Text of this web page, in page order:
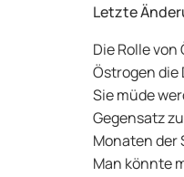
Letzte
Die Rolle
Östrogen die
Sie müde
Gegensatz
Monaten der
Man könnte